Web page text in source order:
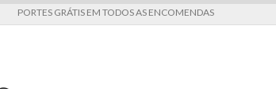
PORTES GRÁTIS EM TODOS AS ENCOMENDAS